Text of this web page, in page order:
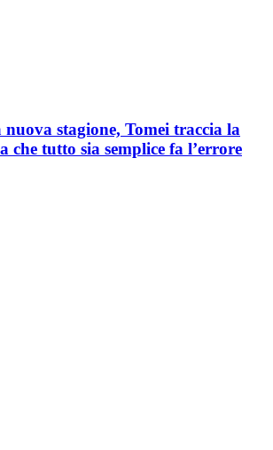
nuova stagione, Tomei traccia la
che tutto sia semplice fa l’errore